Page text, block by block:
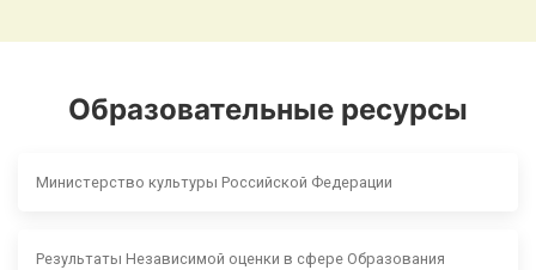
Образовательные ресурсы
Министерство культуры Российской Федерации
Результаты Независимой оценки в сфере Образования